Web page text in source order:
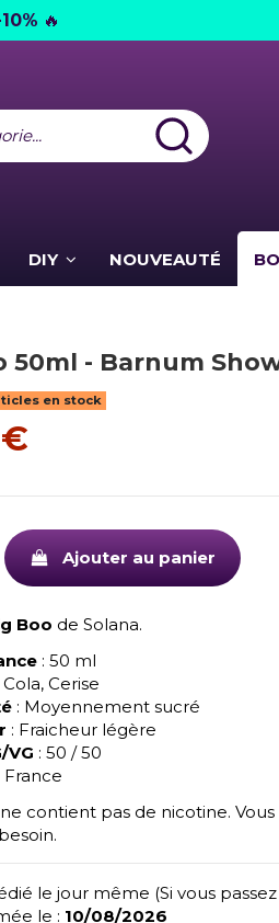
🔥
DIY NOUVEAUTÉ
50ml - Barnum
en stock
Ajouter au panier
Boo de Solana.
: 50 ml
Cola, Cerise
: Moyennement sucré
: Fraicheur légère
VG : 50 / 50
France
contient pas de nicotine.
le jour même (Si vous
le : 10/08/2026